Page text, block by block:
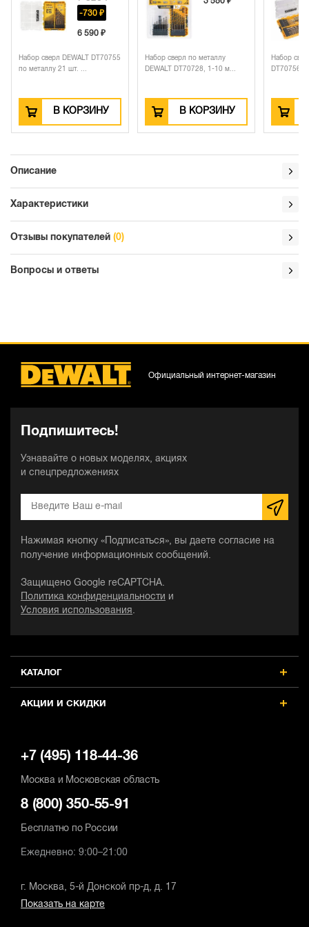
-730 ₽
6 590 ₽
Набор сверл DEWALT DT70755
по металлу 21 шт. ...
В КОРЗИНУ
Набор сверл по металлу
DEWALT DT70728, 1-10 м...
В КОРЗИНУ
Набор
DT70756,
Описание
Характеристики
Отзывы покупателей (0)
Вопросы и ответы
КАТАЛОГ
АКЦИИ И СКИДКИ
Подпишитесь!
Узнавайте о новых моделях, акциях
и спецпредложениях
Нажимая кнопку «Подписаться», вы даете согласие на
получение информационных сообщений.
Защищено Google reCAPTCHA.
Политика конфиденциальности
и
Условия использования .
Официальный интернет-магазин
+7 (495) 118-44-36
Москва и Московская область
8 (800) 350-55-91
Бесплатно по России
Ежедневно: 9:00–21:00
г. Москва, 5-й Донской пр-д, д. 17
Показать на карте